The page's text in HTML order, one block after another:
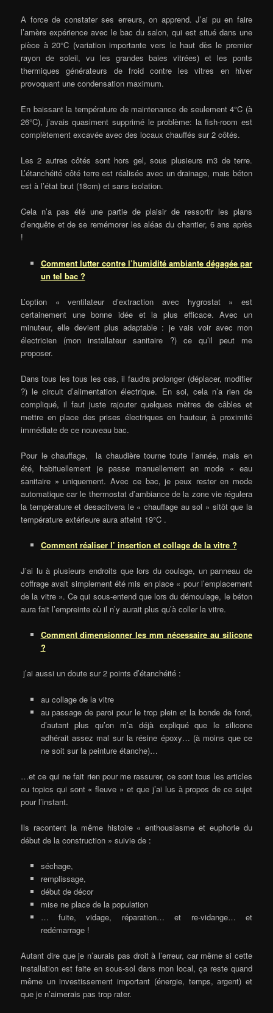
A force de constater ses erreurs, on apprend. J’ai pu en faire
l’amère expérience avec le bac du salon, qui est situé dans une
pièce à 20°C (variation importante vers le haut dès le premier
rayon de soleil, vu les grandes baies vitrées) et les ponts
thermiques générateurs de froid contre les vitres en hiver
provoquant une condensation maximum.
En baissant la température de maintenance de seulement 4°C (à
26°C), j’avais quasiment supprimé le problème: la fish-room est
complètement excavée avec des locaux chauffés sur 2 côtés.
Les 2 autres côtés sont hors gel, sous plusieurs m3 de terre.
L’étanchéité côté terre est réalisée avec un drainage, mais béton
est à l’état brut (18cm) et sans isolation.
Cela n’a pas été une partie de plaisir de ressortir les plans
d’enquête et de se remémorer les aléas du chantier, 6 ans après
!
Comment lutter contre l’humidité ambiante dégagée par
un tel bac ?
L’option « ventilateur d’extraction avec hygrostat » est
certainement une bonne idée et la plus efficace. Avec un
minuteur, elle devient plus adaptable : je vais voir avec mon
électricien (mon installateur sanitaire ?) ce qu’il peut me
proposer.
Dans tous les tous les cas, il faudra prolonger (déplacer, modifier
?) le circuit d’alimentation électrique. En soi, cela n’a rien de
compliqué, il faut juste rajouter quelques mètres de câbles et
mettre en place des prises électriques en hauteur, à proximité
immédiate de ce nouveau bac.
Pour le chauffage, la chaudière tourne toute l’année, mais en
été, habituellement je passe manuellement en mode « eau
sanitaire » uniquement. Avec ce bac, je peux rester en mode
automatique car le thermostat d’ambiance de la zone vie régulera
la tempèrature et desacitvera le « chauffage au sol » sitôt que la
température extérieure aura atteint 19°C .
Comment réaliser l’ insertion et collage de la vitre ?
J’ai lu à plusieurs endroits que lors du coulage, un panneau de
coffrage avait simplement été mis en place « pour l’emplacement
de la vitre ». Ce qui sous-entend que lors du démoulage, le béton
aura fait l’empreinte où il n’y aurait plus qu’à coller la vitre.
Comment dimensionner les mm nécessaire au silicone
?
j’ai aussi un doute sur 2 points d’étanchéité :
au collage de la vitre
au passage de paroi pour le trop plein et la bonde de fond,
d’autant plus qu’on m’a déjà expliqué que le silicone
adhérait assez mal sur la résine époxy… (à moins que ce
ne soit sur la peinture étanche)…
…et ce qui ne fait rien pour me rassurer, ce sont tous les articles
ou topics qui sont « fleuve » et que j’ai lus à propos de ce sujet
pour l’instant.
Ils racontent la même histoire « enthousiasme et euphorie du
début de la construction » suivie de :
séchage,
remplissage,
début de décor
mise ne place de la population
… fuite, vidage, réparation… et re-vidange… et
redémarrage !
Autant dire que je n’aurais pas droit à l’erreur, car même si cette
installation est faite en sous-sol dans mon local, ça reste quand
même un investissement important (énergie, temps, argent) et
que je n’aimerais pas trop rater.